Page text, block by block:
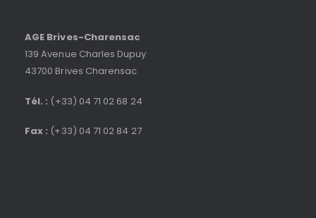
AGE Brives-Charensac
139 Avenue Charles Dupuy
43700 Brives Charensac
Tél. : (+33) 04 71 02 68 24
Fax : (+33) 04 71 02 84 27